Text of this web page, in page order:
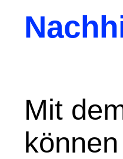
Mit